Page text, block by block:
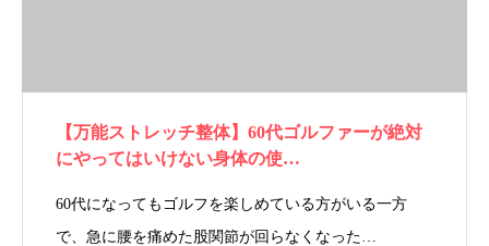
【万能ストレッチ整体】60代ゴルファーが絶対
にやってはいけない身体の使…
60代になってもゴルフを楽しめている方がいる一方
で、急に腰を痛めた股関節が回らなくなった…